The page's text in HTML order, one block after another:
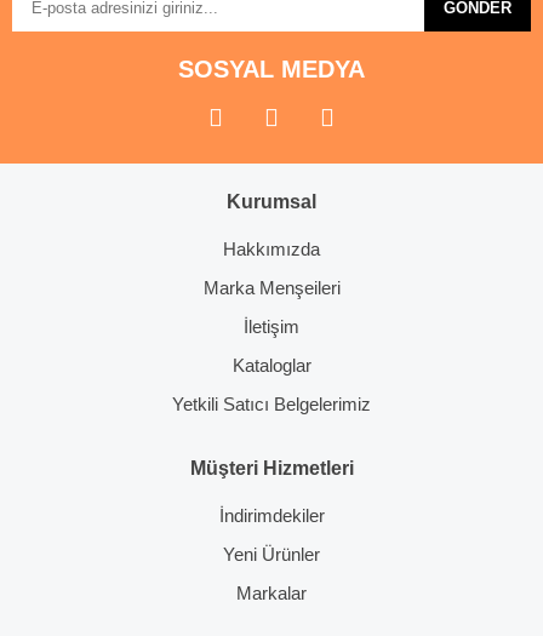
Bu ürüne benzer farklı alternatifler olmalı.
Gönder
GÖNDER
SOSYAL MEDYA
Kurumsal
Hakkımızda
Marka Menşeileri
İletişim
Kataloglar
Yetkili Satıcı Belgelerimiz
Müşteri Hizmetleri
İndirimdekiler
Yeni Ürünler
Markalar